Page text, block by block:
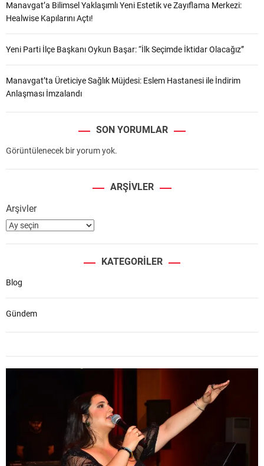
Manavgat’a Bilimsel Yaklaşımlı Yeni Estetik ve Zayıflama Merkezi:
Healwise Kapılarını Açtı!
Yeni Parti İlçe Başkanı Oykun Başar: “İlk Seçimde İktidar Olacağız”
Manavgat’ta Üreticiye Sağlık Müjdesi: Eslem Hastanesi ile İndirim
Anlaşması İmzalandı
SON YORUMLAR
Görüntülenecek bir yorum yok.
ARŞIVLER
Arşivler
KATEGORILER
Blog
Gündem